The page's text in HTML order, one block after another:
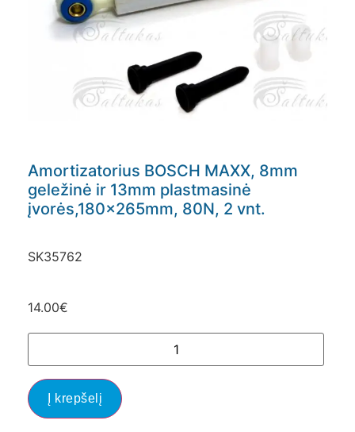
Amortizatorius BOSCH MAXX, 8mm
geležinė ir 13mm plastmasinė
įvorės,180x265mm, 80N, 2 vnt.
SK35762
14.00€
Į krepšelį